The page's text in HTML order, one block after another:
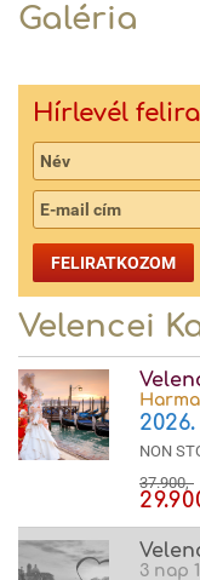
Galéria
Hírlevél
FELIRATKOZOM
Velencei
NON
37.900,-
3 nap